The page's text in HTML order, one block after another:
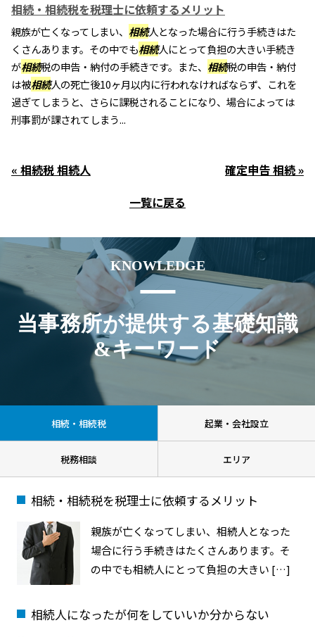
相続・相続税を税理士に依頼するメリット
親族が亡くなってしまい、 相続人となった場合に行う手続きはた
くさんあります。その中でも相続人にとって負担の大きい手続き
が相続税の申告・納付の手続きです。また、 相続税の申告・納付
は被相続人の死亡後10ヶ月以内に行われなければならず、これを
過ぎてしまうと、さらに課税されることになり、場合によっては
刑事罰が課されてしまう...
« 相続税 相続人
確定申告 相続 »
一覧に戻る
KNOWLEDGE
当事務所が提供する基礎知識
&キーワード
相続・相続税 起業・会社設立
税務相談 エリア
相続・相続税を税理士に依頼するメリット
親族が亡くなってしまい、相続人となった
場合に行う手続きはたくさんあります。そ
の中でも相続人にとって負担の大きい […]
相続人になったが何をしていいか分からない